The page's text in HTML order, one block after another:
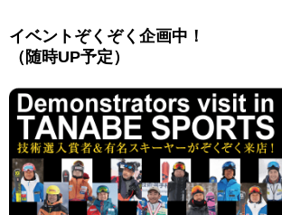
イベントぞくぞく企画中！
（随時UP予定）